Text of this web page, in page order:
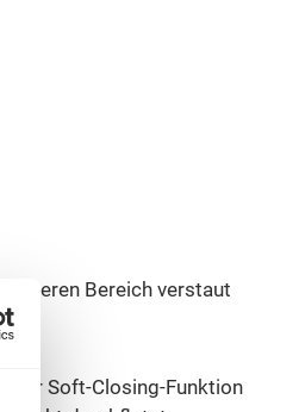
unteren Bereich verstaut
Soft-Closing-Funktion